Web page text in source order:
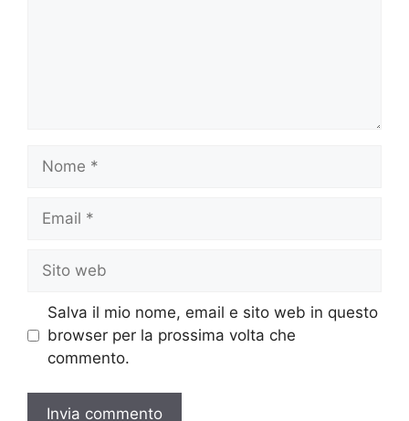
web
Salva il mio nome, email e sito web in questo
browser per la prossima volta che
commento.